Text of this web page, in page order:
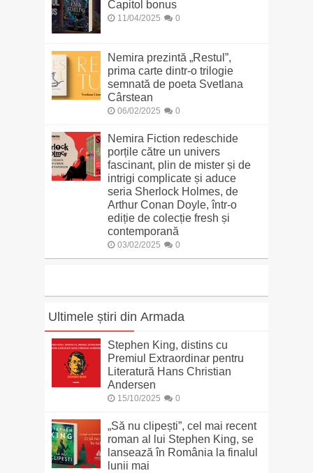
Capitol bonus
11/04/2025 0
Nemira prezintă „Restul”,
prima carte dintr-o trilogie
semnată de poeta Svetlana
Cârstean
06/02/2025 0
Nemira Fiction redeschide
porțile către un univers
fascinant, plin de mister și de
intrigi complicate și aduce
seria Sherlock Holmes, de
Arthur Conan Doyle, într-o
ediție de colecție fresh și
contemporană
03/02/2025 0
Ultimele știri din Armada
Stephen King, distins cu
Premiul Extraordinar pentru
Literatură Hans Christian
Andersen
15/10/2025 0
„Să nu clipești”, cel mai recent
roman al lui Stephen King, se
lansează în România la finalul
lunii mai